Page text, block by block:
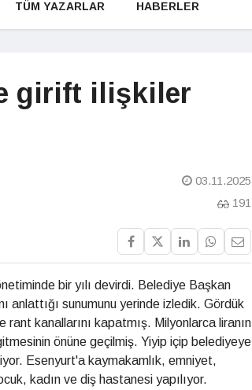
TÜM YAZARLAR HABERLER
girift ilişkiler
03.11.2025
191
bir yılı devirdi. Belediye Başkan
anlattığı sunumunu yerinde izledik. Gördük
kanallarını kapatmış. Milyonlarca liranın
önüne geçilmiş. Yiyip içip belediyeye
Esenyurt'a kaymakamlık, emniyet,
kadın ve diş hastanesi yapılıyor.